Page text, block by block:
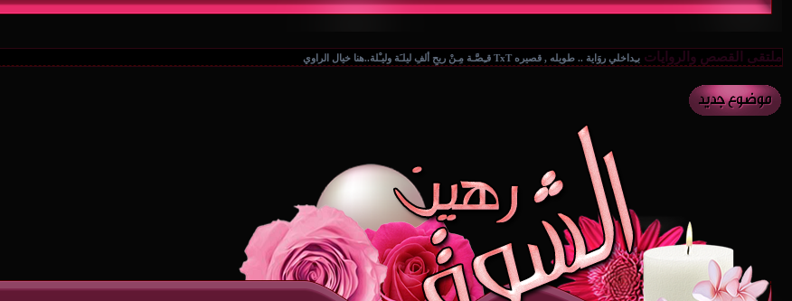
ملتقى القصص والروايات بـِداخلي روَاية .. طويله , قصيره TxT قـِصَّـة مِـنْ ريحِ ألفِ ليلـَة وليـْلة..هنا خيال الراوي